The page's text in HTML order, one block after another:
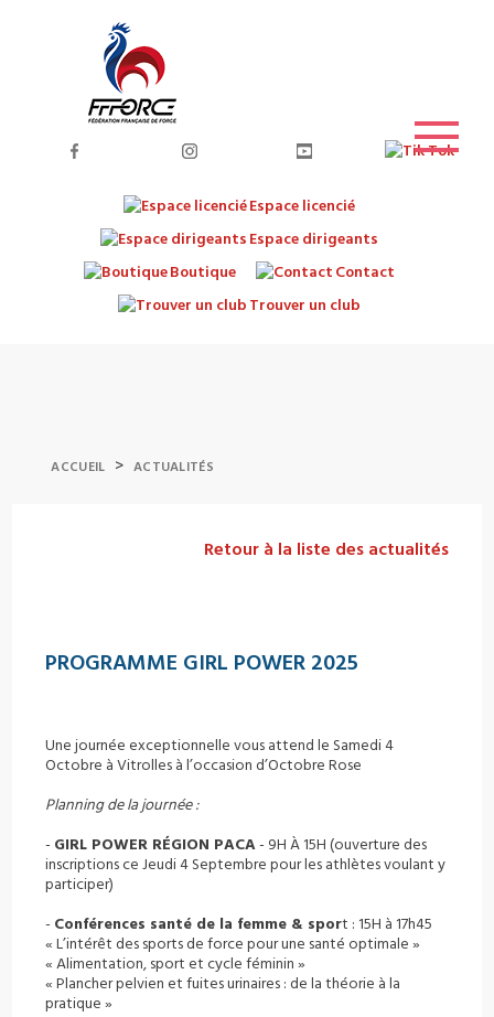
Espace licencié
Espace dirigeants
Boutique
Contact
Trouver un club
ACCUEIL > ACTUALITÉS
Retour à la liste des actualités
PROGRAMME GIRL POWER 2025
Une journée exceptionnelle vous attend le Samedi 4
Octobre à Vitrolles à l’occasion d’Octobre Rose
Planning de la journée :
- GIRL POWER RÉGION PACA- 9H À 15H (ouverture des
inscriptions ce Jeudi 4 Septembre pour les athlètes voulant y
participer)
- Conférences santé de la femme & sport : 15H à 17h45
« L’intérêt des sports de force pour une santé optimale »
« Alimentation, sport et cycle féminin »
« Plancher pelvien et fuites urinaires : de la théorie à la
pratique »